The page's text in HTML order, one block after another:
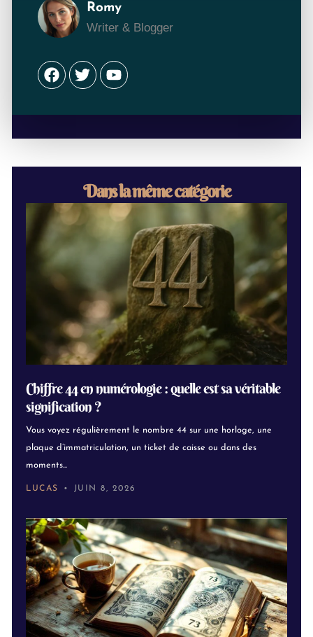
Romy
Writer & Blogger
Facebook
TwitterYoutube
Dans la même catégorie
Chiffre 44 en numérologie : quelle est sa véritable
signification ?
Vous voyez régulièrement le nombre 44 sur une horloge, une
plaque d’immatriculation, un ticket de caisse ou dans des
moments...
LUCAS JUIN 8, 2026